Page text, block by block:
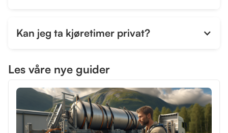
Kan jeg ta kjøretimer privat?
Les våre nye guider